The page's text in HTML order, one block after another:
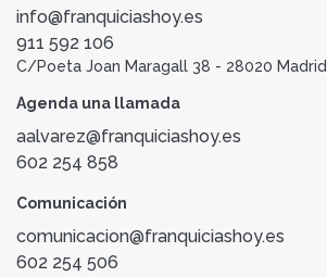
info@franquiciashoy.es
911 592 106
C/Poeta Joan Maragall 38 - 28020 Madrid
Agenda una llamada
aalvarez@franquiciashoy.es
602 254 858
Comunicación
comunicacion@franquiciashoy.es
602 254 506